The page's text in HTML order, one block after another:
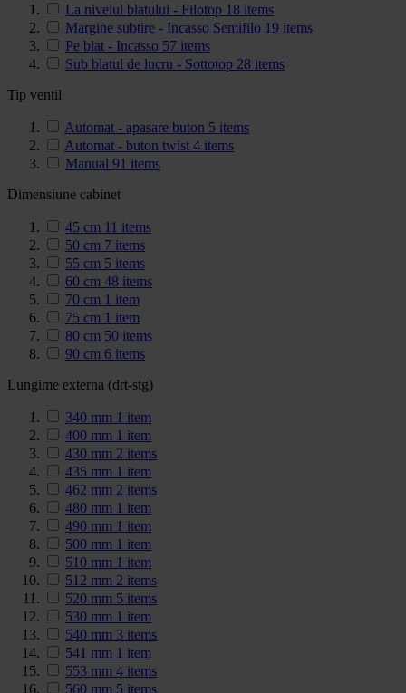
La nivelul blatului - Filotop 18 items
Margine subtire - Incasso Semifilo 19 items
Pe blat - Incasso 57 items
Sub blatul de lucru - Sottotop 28 items
Tip ventil
Automat - apasare buton 5 items
Automat - buton twist 4 items
Manual 91 items
Dimensiune cabinet
45 cm 11 items
50 cm 7 items
55 cm 5 items
60 cm 48 items
70 cm 1 item
75 cm 1 item
80 cm 50 items
90 cm 6 items
Lungime externa (drt-stg)
340 mm 1 item
400 mm 1 item
430 mm 2 items
435 mm 1 item
462 mm 2 items
480 mm 1 item
490 mm 1 item
500 mm 1 item
510 mm 1 item
512 mm 2 items
520 mm 5 items
530 mm 1 item
540 mm 3 items
541 mm 1 item
553 mm 4 items
560 mm 5 items